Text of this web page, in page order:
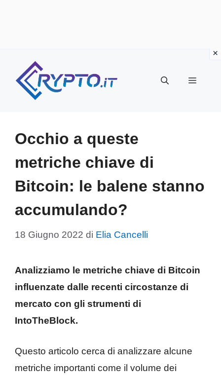
contenuto
Menu
Occhio a queste
metriche chiave di
Bitcoin: le balene stanno
accumulando?
18 Giugno 2022 di Elia Cancelli
Analizziamo le metriche chiave di Bitcoin
influenzate dalle recenti circostanze di
mercato con gli strumenti di
IntoTheBlock.
Questo articolo cerca di analizzare alcune
metriche importanti come il volume dei